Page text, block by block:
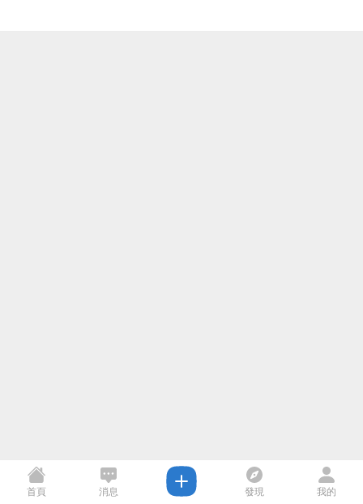
首頁 消息 發現 我的